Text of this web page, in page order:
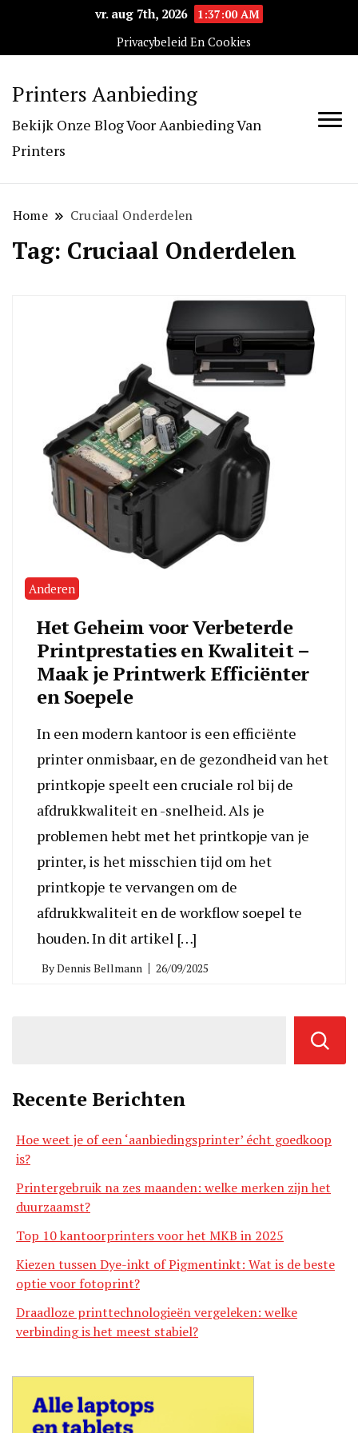
vr. aug 7th, 2026
1:37:00 AM
Privacybeleid En Cookies
Printers Aanbieding
Bekijk Onze Blog Voor Aanbieding Van
Printers
Home Cruciaal Onderdelen
Tag: Cruciaal Onderdelen
Anderen
Het Geheim voor Verbeterde
Printprestaties en Kwaliteit –
Maak je Printwerk Efficiënter
en Soepele
In een modern kantoor is een efficiënte
printer onmisbaar, en de gezondheid van het
printkopje speelt een cruciale rol bij de
afdrukkwaliteit en -snelheid. Als je
problemen hebt met het printkopje van je
printer, is het misschien tijd om het
printkopje te vervangen om de
afdrukkwaliteit en de workflow soepel te
houden. In dit artikel […]
ByDennis Bellmann 26/09/2025
Recente Berichten
Hoe weet je of een ‘aanbiedingsprinter’ écht goedkoop
is?
Printergebruik na zes maanden: welke merken zijn het
duurzaamst?
Top 10 kantoorprinters voor het MKB in 2025
Kiezen tussen Dye-inkt of Pigmentinkt: Wat is de beste
optie voor fotoprint?
Draadloze printtechnologieën vergeleken: welke
verbinding is het meest stabiel?